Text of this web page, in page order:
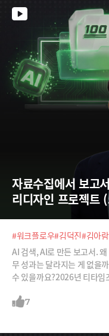
자료수집에서 보고
리디자인 프로젝트
#워크플로우#김덕진#김아람
AI 검색, AI로 만든 보고서.
무 성과는 달라지는 게 없을
수 있을까요?2026년 티타임
을 위한 강좌입니다. 단순한
7